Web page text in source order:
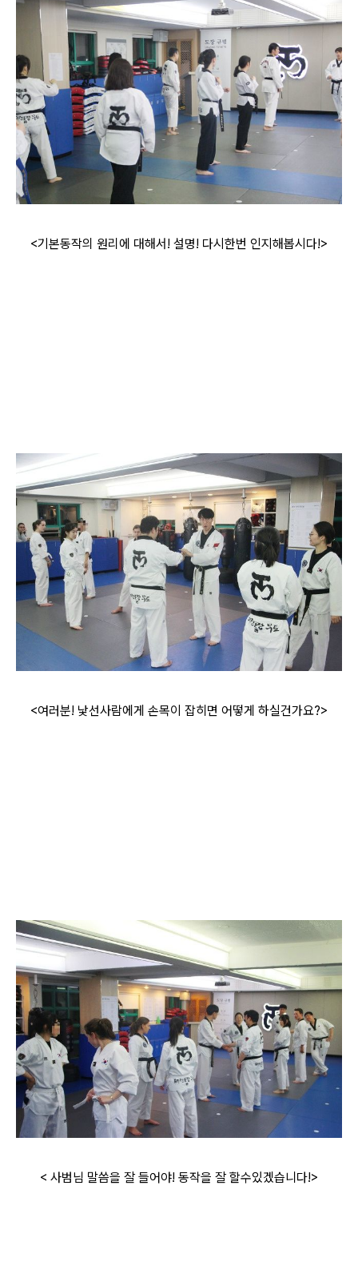
<기본동작의 원리에 대해서! 설명! 다시한번 인지해봅시다!>
<여러분! 낯선사람에게 손목이 잡히면 어떻게 하실건가요?>
< 사범님 말씀을 잘 들어야! 동작을 잘 할수있겠습니다!>